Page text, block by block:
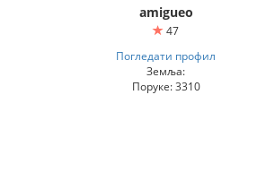
amigueo
47
Погледати профил
Земља:
Поруке: 3310